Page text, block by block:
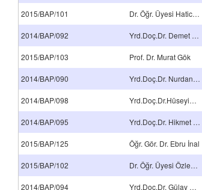
2015/BAP/101 Dr. Öğr. Üyesi Hatice Aylin Karahan Toprakçı
2014/BAP/092 Yrd.Doç.Dr. Demet AYDINOĞLU
2015/BAP/103 Prof. Dr. Murat Gök
2014/BAP/090 Yrd.Doç.Dr. Nurdan Ç.YERLİKAYA
2014/BAP/098 Yrd.Doç.Dr.Hüseyin ESEN
2014/BAP/095 Yrd.Doç.Dr. Hikmet OKKAY
2015/BAP/125 Öğr. Gör. Dr. Ebru İnal
2015/BAP/102 Dr. Öğr. Üyesi Özlem Efiloğlu Kurt
2014/BAP/094 Yrd.Doç.Dr. Gülay BAYRAMOĞLU